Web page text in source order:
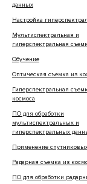
данных
Настройка
Мультиспектральная и
гиперспектральная
Обучение
Оптическая съемка из
Гиперспектральная
космоса
ПО для обработки
мультиспектральных и
гиперспектральных
Применение
Радарная съемка из
ПО для обработки